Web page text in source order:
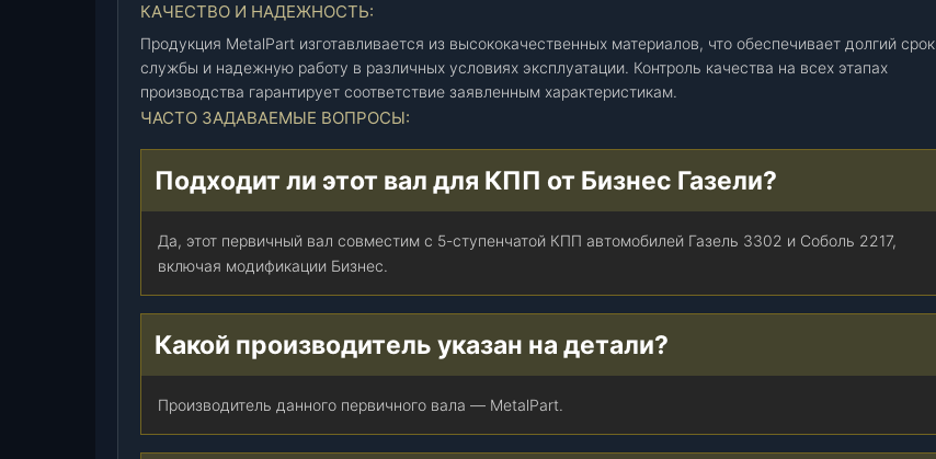
(
г
о
л
ы
5
.
.
КАЧЕСТВО И НАДЕЖНОСТЬ:
Продукция MetalPart изготавливается из высококачественных материалов, что обеспечивает долгий срок
службы и надежную работу в различных условиях эксплуатации. Контроль качества на всех этапах
производства гарантирует соответствие заявленным характеристикам.
ЧАСТО ЗАДАВАЕМЫЕ ВОПРОСЫ:
Подходит ли этот вал для КПП от Бизнес Газели?
Да, этот первичный вал совместим с 5-ступенчатой КПП автомобилей Газель 3302 и Соболь 2217,
включая модификации Бизнес.
Какой производитель указан на детали?
Производитель данного первичного вала — MetalPart.